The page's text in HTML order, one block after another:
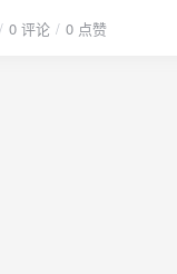
的拖放操作。提供文
0 评论 0 点赞